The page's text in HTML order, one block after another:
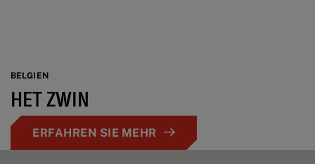
BELGIEN
HET ZWIN
ERFAHREN SIE MEHR